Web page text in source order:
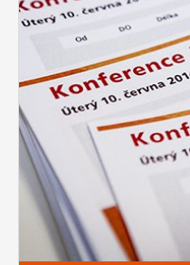
Cookies, které aplikace
Naším cílem je, aby
zůstala prázdná a
přiřazeny do některé z
uvedených výše.